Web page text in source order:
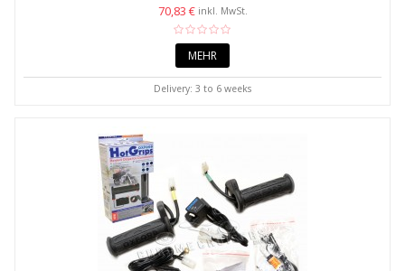
70,83 € inkl. MwSt.
MEHR
Delivery: 3 to 6 weeks